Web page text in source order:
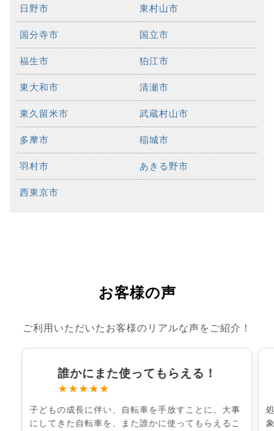
日野市 東村山市
国分寺市 国立市
福生市 狛江市
東大和市 清瀬市
東久留米市 武蔵村山市
多摩市 稲城市
羽村市 あきる野市
西東京市
お客様の声
ご利用いただいたお客様のリアルな声をご紹介！
誰かにまた使ってもらえる！
★★★★★
子どもの成長に伴い、自転車を手放すことに。大事
にしてきた自転車を、また誰かに使ってもらえるこ